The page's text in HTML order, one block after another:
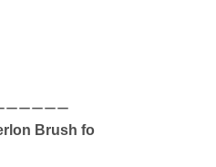
ーーーーー
Brush fo